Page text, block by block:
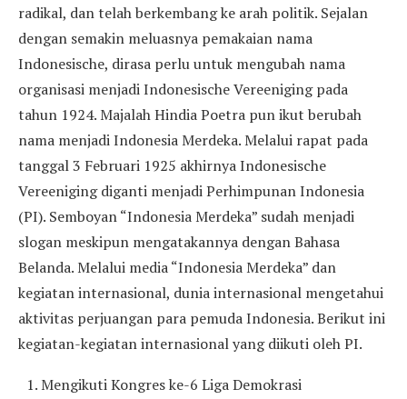
radikal, dan telah berkembang ke arah politik. Sejalan
dengan semakin meluasnya pemakaian nama
Indonesische, dirasa perlu untuk mengubah nama
organisasi menjadi Indonesische Vereeniging pada
tahun 1924. Majalah Hindia Poetra pun ikut berubah
nama menjadi Indonesia Merdeka. Melalui rapat pada
tanggal 3 Februari 1925 akhirnya Indonesische
Vereeniging diganti menjadi Perhimpunan Indonesia
(PI). Semboyan “Indonesia Merdeka” sudah menjadi
slogan meskipun mengatakannya dengan Bahasa
Belanda. Melalui media “Indonesia Merdeka” dan
kegiatan internasional, dunia internasional mengetahui
aktivitas perjuangan para pemuda Indonesia. Berikut ini
kegiatan-kegiatan internasional yang diikuti oleh PI.
Mengikuti Kongres ke-6 Liga Demokrasi